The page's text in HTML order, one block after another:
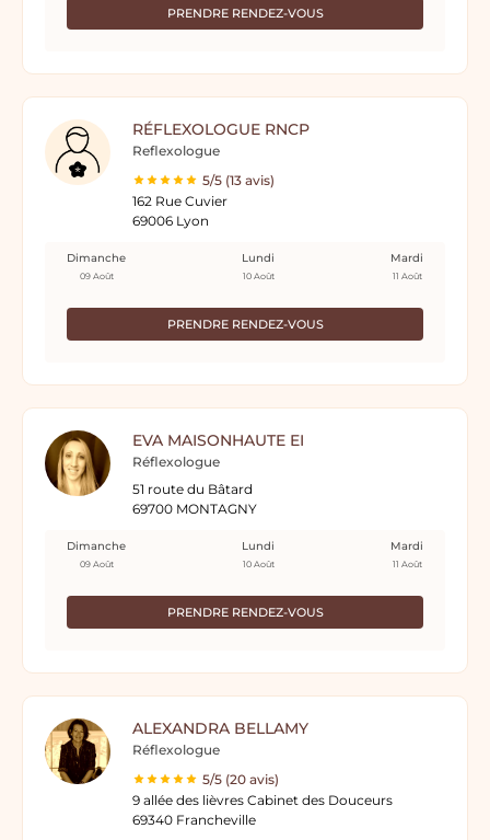
PRENDRE RENDEZ-VOUS
RÉFLEXOLOGUE RNCP
Reflexologue
5/5 (13 avis)
162 Rue Cuvier
69006 Lyon
PRENDRE RENDEZ-VOUS
Dimanche
09 Août
Lundi
10 Août
Mardi
11 Août
EVA MAISONHAUTE EI
Réflexologue
51 route du Bâtard
69700 MONTAGNY
PRENDRE RENDEZ-VOUS
Dimanche
09 Août
Lundi
10 Août
Mardi
11 Août
ALEXANDRA BELLAMY
Réflexologue
5/5 (20 avis)
9 allée des lièvres Cabinet des Douceurs
69340 Francheville